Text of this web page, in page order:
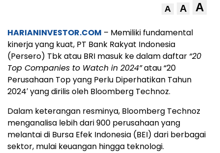
A A A
HARIANINVESTOR.COM – Memiliki fundamental
kinerja yang kuat, PT Bank Rakyat Indonesia
(Persero) Tbk atau BRI masuk ke dalam daftar “20
Top Companies to Watch in 2024”atau “20
Perusahaan Top yang Perlu Diperhatikan Tahun
2024′ yang dirilis oleh Bloomberg Technoz.
Dalam keterangan resminya, Bloomberg Technoz
menganalisa lebih dari 900 perusahaan yang
melantai di Bursa Efek Indonesia (BEI) dari berbagai
sektor, mulai keuangan hingga teknologi.